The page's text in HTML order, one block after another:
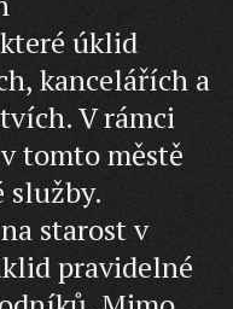
úklid
kancelářích a
V rámci
tomto městě
služby.
starost v
pravidelné